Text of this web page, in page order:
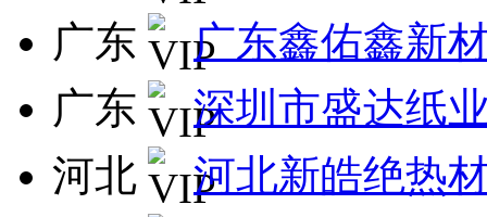
广东
广东鑫佑鑫新
广东
深圳市盛达纸
河北
河北新皓绝热